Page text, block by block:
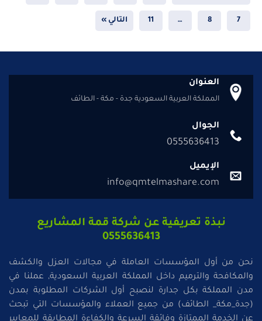
7
8
…
11 التالي »
العنوان
المملكة العربية السعودية جدة - مكة - الطائف
الجوال
0555636413
الإيميل
info@qmtelmashare.com
نبذة تعريفية عن شركة قمة المشاريع
0555636413
نحن من أول المؤسسات العاملة في مجالات العزل والكشف
والمكافحة والترميم داخل المملكة العربية السعودية, عملنا في
مدن المملكة بكل جدارة لنصبح أول الشركات المطلوبة بمدن
(جدة_مكة_ الطائف) من جميع العملاء والمؤسسات التي تبحث
عن الخدمة الممتازة وفائقة السرعة والكفاءة المطابقة للمعايير